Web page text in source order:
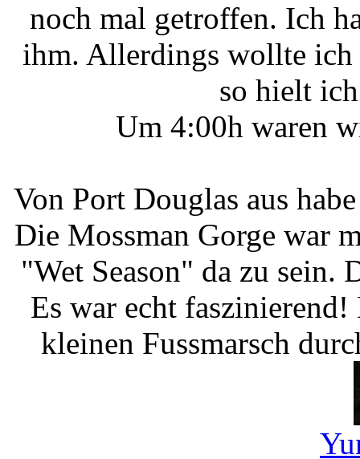
noch mal getroffen. Ich
ihm. Allerdings wollte ich
so hielt
Um 4:00h waren
Von Port Douglas aus
Die Mossman Gorge war
"Wet Season" da zu sein.
Es war echt
kleinen Fussmarsch